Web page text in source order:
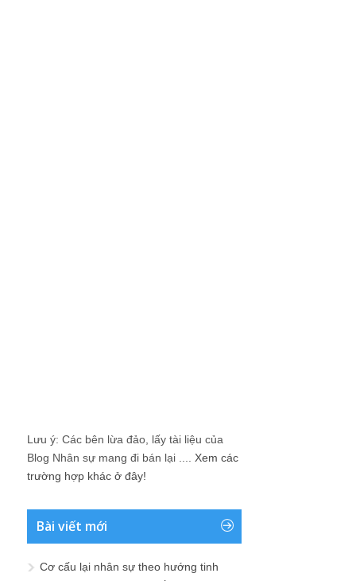
Lưu ý: Các bên lừa đảo, lấy tài liệu của
Blog Nhân sự mang đi bán lại .... Xem các
trường hợp khác ở đây!
Bài viết mới
Cơ cấu lại nhân sự theo hướng tinh